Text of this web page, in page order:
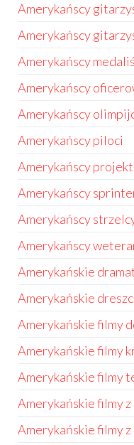
Amerykańscy
Amerykańscy
Amerykańscy
Amerykańscy
Amerykańscy
Amerykańscy piloci
Amerykańscy
Amerykańscy
Amerykańscy
Amerykańscy
Amerykańskie
Amerykańskie
Amerykańskie filmy
Amerykańskie filmy
Amerykańskie filmy
Amerykańskie filmy
Amerykańskie filmy